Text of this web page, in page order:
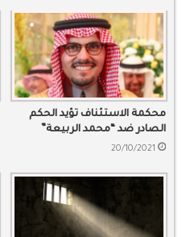
محكمة الاستئناف تؤيد الحكم
الصادر ضد “محمد الربيعة”
20/10/2021